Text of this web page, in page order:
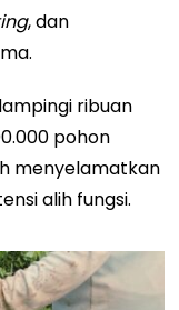
, dan
ribuan
pohon
menyelamatkan
alih fungsi.